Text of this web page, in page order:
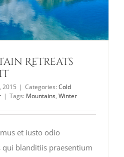
Retreats
2015 | Categories: Cold
| Tags: Mountains, Winter
et iusto odio
blanditiis praesentium